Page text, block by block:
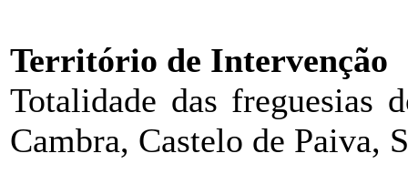
Território de Intervenção
Totalidade das freguesias
Cambra, Castelo de Paiva,